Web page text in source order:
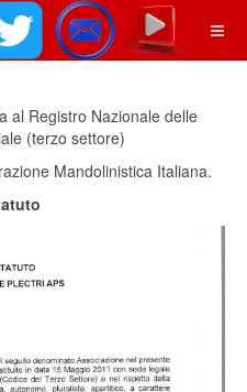
al Registro Nazionale delle
(terzo settore)
Mandolinistica Italiana.